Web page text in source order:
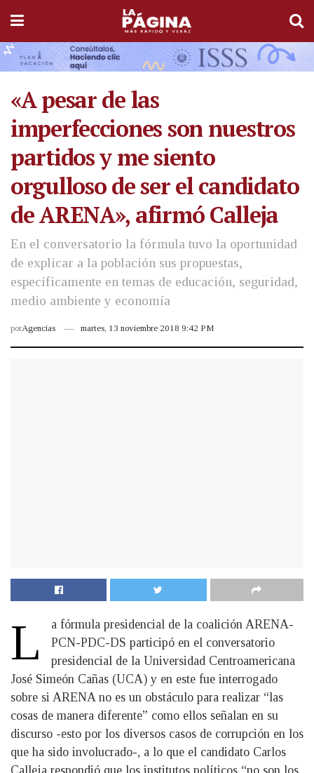
«A pesar de las
imperfecciones son nuestros
partidos y me siento
orgulloso de ser el candidato
de ARENA», afirmó Calleja
En el conversatorio la fórmula tuvo la oportunidad
de explicar a la población sus propuestas,
específicamente en temas de educación, seguridad,
medio ambiente y economía
porAgencias martes, 13 noviembre 2018 9:42 PM
L
a fórmula presidencial de la coalición ARENA-
PCN-PDC-DS participó en el conversatorio
presidencial de la Universidad Centroamericana
José Simeón Cañas (UCA) y en este fue interrogado
sobre si ARENA no es un obstáculo para realizar “las
cosas de manera diferente” como ellos señalan en su
discurso -esto por los diversos casos de corrupción en los
que ha sido involucrado-, a lo que el candidato Carlos